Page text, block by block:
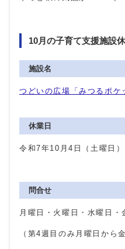
10月の子育て支援施設
施設名
つどいの広場「みつるポケ
休業日
令和7年10月4日（土曜日）
問合せ
月曜日・火曜日・水曜日
（第4週目のみ月曜日から